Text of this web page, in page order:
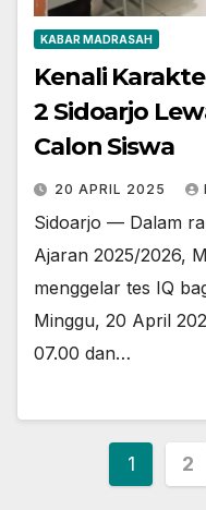
KABAR MADRASAH
Kenali
2 Sidoarjo
Calon Siswa
20 APRIL 2025
Sidoarjo — Dalam
Ajaran 2025/2026,
menggelar tes IQ
Minggu, 20 April
07.00 dan…
1 2